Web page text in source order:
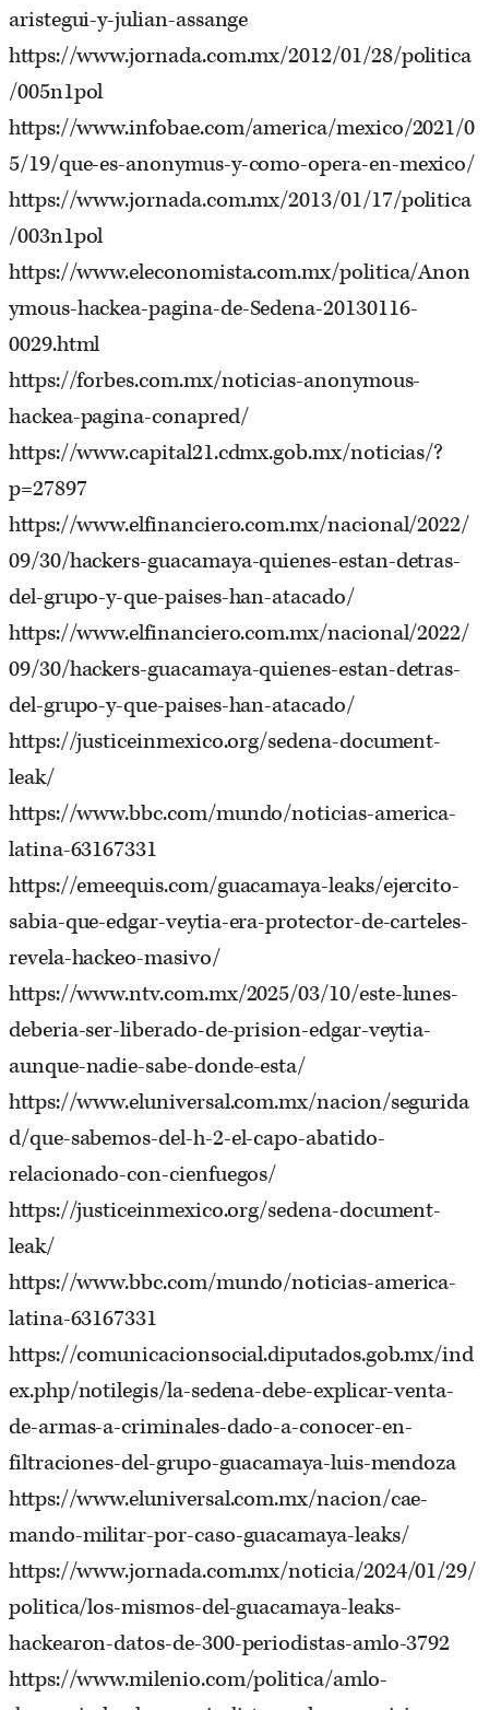
aristegui-y-julian-assange
https://www.jornada.com.mx/2012/01/28/politica
/005n1pol
https://www.infobae.com/america/mexico/2021/0
5/19/que-es-anonymus-y-como-opera-en-mexico/
https://www.jornada.com.mx/2013/01/17/politica
/003n1pol
https://www.eleconomista.com.mx/politica/Anon
ymous-hackea-pagina-de-Sedena-20130116-
0029.html
https://forbes.com.mx/noticias-anonymous-
hackea-pagina-conapred/
https://www.capital21.cdmx.gob.mx/noticias/?
p=27897
https://www.elfinanciero.com.mx/nacional/2022/
09/30/hackers-guacamaya-quienes-estan-detras-
del-grupo-y-que-paises-han-atacado/
https://www.elfinanciero.com.mx/nacional/2022/
09/30/hackers-guacamaya-quienes-estan-detras-
del-grupo-y-que-paises-han-atacado/
https://justiceinmexico.org/sedena-document-
leak/
https://www.bbc.com/mundo/noticias-america-
latina-63167331
https://emeequis.com/guacamaya-leaks/ejercito-
sabia-que-edgar-veytia-era-protector-de-carteles-
revela-hackeo-masivo/
https://www.ntv.com.mx/2025/03/10/este-lunes-
deberia-ser-liberado-de-prision-edgar-veytia-
aunque-nadie-sabe-donde-esta/
https://www.eluniversal.com.mx/nacion/segurida
d/que-sabemos-del-h-2-el-capo-abatido-
relacionado-con-cienfuegos/
https://justiceinmexico.org/sedena-document-
leak/
https://www.bbc.com/mundo/noticias-america-
latina-63167331
https://comunicacionsocial.diputados.gob.mx/ind
ex.php/notilegis/la-sedena-debe-explicar-venta-
de-armas-a-criminales-dado-a-conocer-en-
filtraciones-del-grupo-guacamaya-luis-mendoza
https://www.eluniversal.com.mx/nacion/cae-
mando-militar-por-caso-guacamaya-leaks/
https://www.jornada.com.mx/noticia/2024/01/29/
politica/los-mismos-del-guacamaya-leaks-
hackearon-datos-de-300-periodistas-amlo-3792
https://www.milenio.com/politica/amlo-